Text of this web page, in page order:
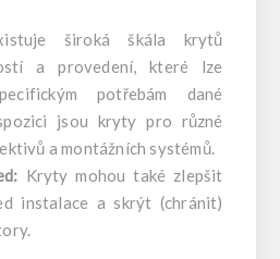
široká škála krytů
a provedení, které lze
potřebám dané
jsou kryty pro různé
a montážních systémů.
Kryty mohou také zlepšit
instalace a skrýt (chránit)